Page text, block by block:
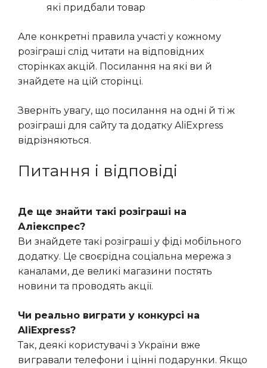
які придбали товар
Але конкретні правила участі у кожному
розіграші слід читати на відповідних
сторінках акцій. Посилання на які ви й
знайдете на цій сторінці.
Зверніть увагу, що посилання на одні й ті ж
розіграші для сайту та додатку AliExpress
відрізняються.
Питання і відповіді
Де ще знайти такі розіграші на
Аліекспрес?
Ви знайдете такі розіграші у фіді мобільного
додатку. Це своєрідна соціальна мережа з
каналами, де великі магазини постять
новини та проводять акції.
Чи реально виграти у конкурсі на
AliExpress?
Так, деякі користувачі з України вже
вигравали телефони і цінні подарунки. Якщо